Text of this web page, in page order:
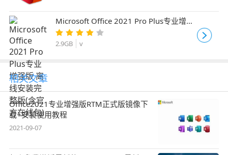
Microsoft Office 2021 Pro Plus专业增强
版 离线安装完整版(含官方在线包)
2.9GB v
相关文章
Office2021专业增强版RTM正式版镜像下
载+安装使用教程
2021-09-07